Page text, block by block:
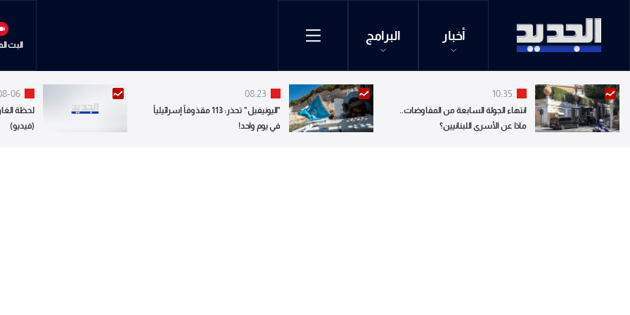
أخبار البرامج
البث
10:35
انتهاء الجولة السابعة من المفاوضات..
ماذا عن الأسرى اللبنانيين؟
08:23
"اليونيفيل" تحذر: 113 مقذوفاً إسرائيلياً
في يوم واحد!
06
لحظة
(فيديو)